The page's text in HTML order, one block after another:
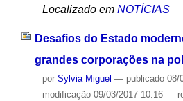
Localizado em NOTÍCIAS
Desafios do Estado
grandes corporações na
por Sylvia Miguel — publicado08/
modificação09/03/2017 10:16 —